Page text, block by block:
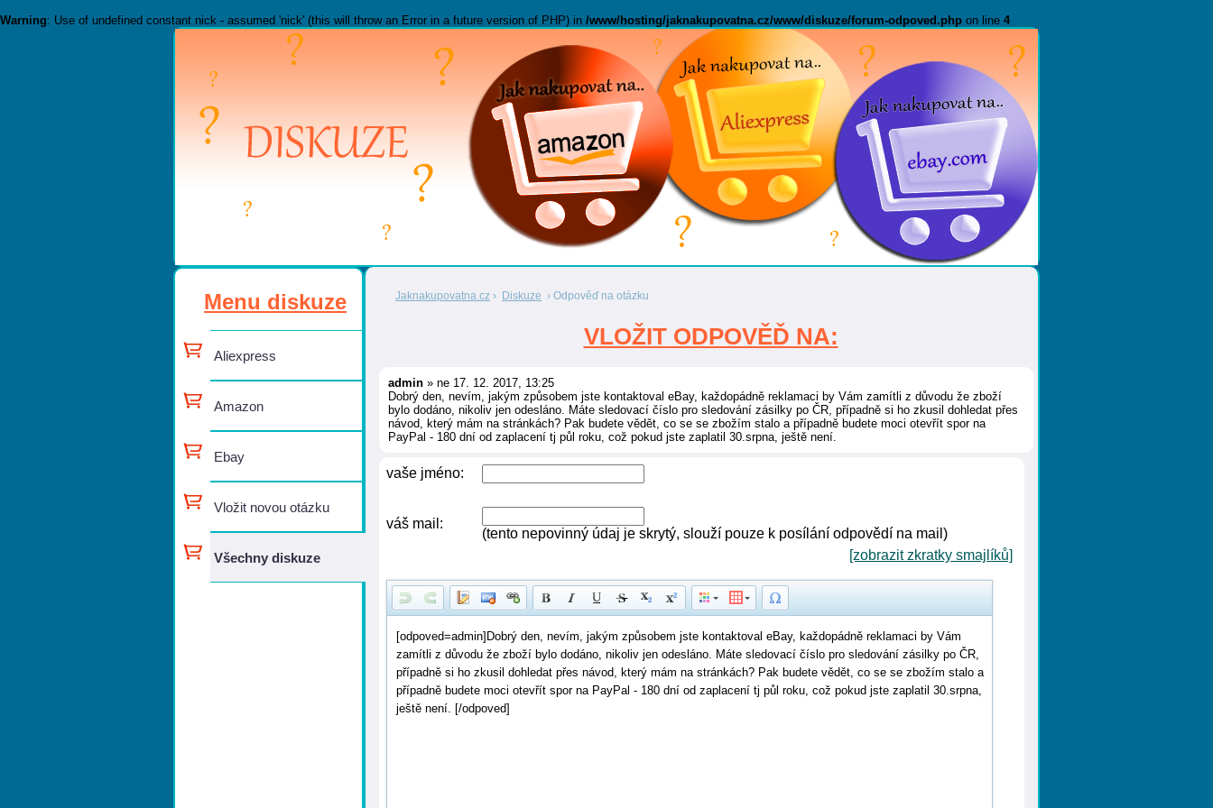
Warning: Use of undefined constant nick - assumed 'nick' (this will throw an Error in a future version of PHP) in /www/hosting/jaknakupovatna.cz/www/diskuze/forum-odpoved.php on line 4
Menu diskuze
Aliexpress
Amazon
Ebay
Vložit novou otázku
Všechny diskuze
Jaknakupovatna.cz › Diskuze › Odpověď na otázku
VLOŽIT ODPOVĚĎ NA:
admin » ne 17. 12. 2017, 13:25
Dobrý den, nevím, jakým způsobem jste kontaktoval eBay, každopádně reklamaci by Vám zamítli z důvodu že zboží
bylo dodáno, nikoliv jen odesláno. Máte sledovací číslo pro sledování zásilky po ČR, případně si ho zkusil dohledat přes
návod, který mám na stránkách? Pak budete vědět, co se se zbožím stalo a případně budete moci otevřít spor na
PayPal - 180 dní od zaplacení tj půl roku, což pokud jste zaplatil 30.srpna, ještě není.
vaše jméno:
váš mail:
(tento nepovinný údaj je skrytý, slouží pouze k posílání odpovědí na mail)
[zobrazit zkratky smajlíků]